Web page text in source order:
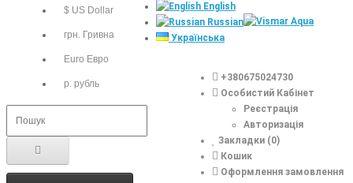
$ US Dollar
грн. Гривна
Euro Евро
р. рубль
English
Russian
Українська
+380675024730
Особистий Кабінет
Реєстрація
Авторизація
Закладки (0)
Кошик
Оформлення замовлення